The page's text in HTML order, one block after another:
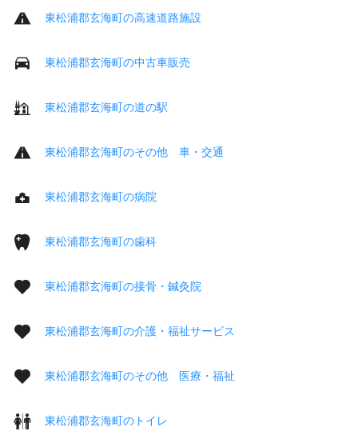
東松浦郡玄海町の高速道路施設
東松浦郡玄海町の中古車販売
東松浦郡玄海町の道の駅
東松浦郡玄海町のその他 車・交通
東松浦郡玄海町の病院
東松浦郡玄海町の歯科
東松浦郡玄海町の接骨・鍼灸院
東松浦郡玄海町の介護・福祉サービス
東松浦郡玄海町のその他 医療・福祉
東松浦郡玄海町のトイレ